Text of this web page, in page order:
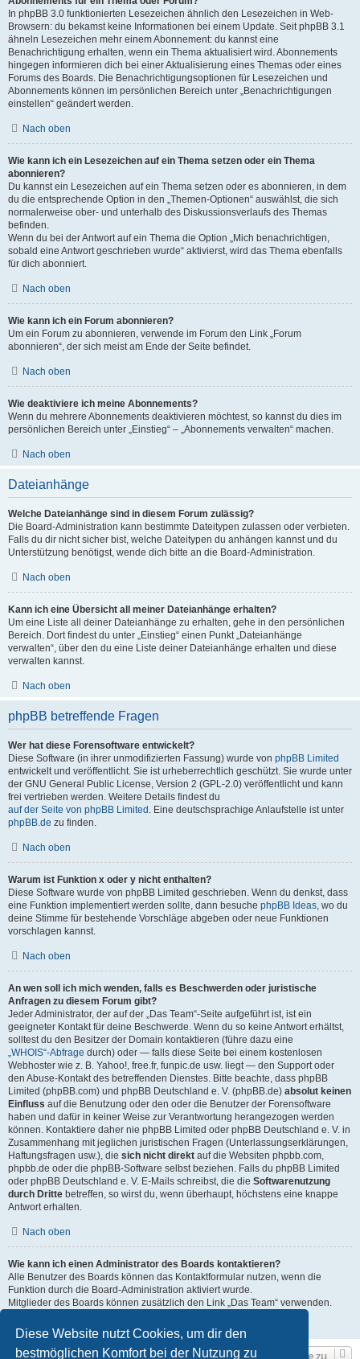
Diese Website nutzt Cookies, um dir den
bestmöglichen Komfort bei der Nutzung zu
In phpBB 3.0 funktionierten Lesezeichen ähnlich den Lesezeichen in Web-
Browsern: du bekamst keine Informationen bei einem Update. Seit phpBB 3.1
ähneln Lesezeichen mehr einem Abonnement: du kannst eine
Benachrichtigung erhalten, wenn ein Thema aktualisiert wird. Abonnements
hingegen informieren dich bei einer Aktualisierung eines Themas oder eines
Forums des Boards. Die Benachrichtigungsoptionen für Lesezeichen und
Abonnements können im persönlichen Bereich unter „Benachrichtigungen
einstellen“ geändert werden.
Nach oben
Wie kann ich ein Lesezeichen auf ein Thema setzen oder ein Thema
abonnieren?
Du kannst ein Lesezeichen auf ein Thema setzen oder es abonnieren, in dem
du die entsprechende Option in den „Themen-Optionen“ auswählst, die sich
normalerweise ober- und unterhalb des Diskussionsverlaufs des Themas
befinden.
Wenn du bei der Antwort auf ein Thema die Option „Mich benachrichtigen,
sobald eine Antwort geschrieben wurde“ aktivierst, wird das Thema ebenfalls
für dich abonniert.
Nach oben
Wie kann ich ein Forum abonnieren?
Um ein Forum zu abonnieren, verwende im Forum den Link „Forum
abonnieren“, der sich meist am Ende der Seite befindet.
Nach oben
Wie deaktiviere ich meine Abonnements?
Wenn du mehrere Abonnements deaktivieren möchtest, so kannst du dies im
persönlichen Bereich unter „Einstieg“ – „Abonnements verwalten“ machen.
Nach oben
Dateianhänge
Welche Dateianhänge sind in diesem Forum zulässig?
Die Board-Administration kann bestimmte Dateitypen zulassen oder verbieten.
Falls du dir nicht sicher bist, welche Dateitypen du anhängen kannst und du
Unterstützung benötigst, wende dich bitte an die Board-Administration.
Nach oben
Kann ich eine Übersicht all meiner Dateianhänge erhalten?
Um eine Liste all deiner Dateianhänge zu erhalten, gehe in den persönlichen
Bereich. Dort findest du unter „Einstieg“ einen Punkt „Dateianhänge
verwalten“, über den du eine Liste deiner Dateianhänge erhalten und diese
verwalten kannst.
Nach oben
phpBB betreffende Fragen
Wer hat diese Forensoftware entwickelt?
Diese Software (in ihrer unmodifizierten Fassung) wurde von phpBB Limited
entwickelt und veröffentlicht. Sie ist urheberrechtlich geschützt. Sie wurde unter
der GNU General Public License, Version 2 (GPL-2.0) veröffentlicht und kann
frei vertrieben werden. Weitere Details findest du
auf der Seite von phpBB Limited . Eine deutschsprachige Anlaufstelle ist unter
phpBB.de zu finden.
Nach oben
Warum ist Funktion x oder y nicht enthalten?
Diese Software wurde von phpBB Limited geschrieben. Wenn du denkst, dass
eine Funktion implementiert werden sollte, dann besuche phpBB Ideas, wo du
deine Stimme für bestehende Vorschläge abgeben oder neue Funktionen
vorschlagen kannst.
Nach oben
An wen soll ich mich wenden, falls es Beschwerden oder juristische
Anfragen zu diesem Forum gibt?
Jeder Administrator, der auf der „Das Team“-Seite aufgeführt ist, ist ein
geeigneter Kontakt für deine Beschwerde. Wenn du so keine Antwort erhältst,
solltest du den Besitzer der Domain kontaktieren (führe dazu eine
„WHOIS“-Abfrage durch) oder — falls diese Seite bei einem kostenlosen
Webhoster wie z. B. Yahoo!, free.fr, funpic.de usw. liegt — den Support oder
den Abuse-Kontakt des betreffenden Dienstes. Bitte beachte, dass phpBB
Limited (phpBB.com) und phpBB Deutschland e. V. (phpBB.de) absolut keinen
Einfluss auf die Benutzung oder den oder die Benutzer der Forensoftware
haben und dafür in keiner Weise zur Verantwortung herangezogen werden
können. Kontaktiere daher nie phpBB Limited oder phpBB Deutschland e. V. in
Zusammenhang mit jeglichen juristischen Fragen (Unterlassungserklärungen,
Haftungsfragen usw.), die sich nicht direkt auf die Websiten phpbb.com,
phpbb.de oder die phpBB-Software selbst beziehen. Falls du phpBB Limited
oder phpBB Deutschland e. V. E-Mails schreibst, die die Softwarenutzung
durch Dritte betreffen, so wirst du, wenn überhaupt, höchstens eine knappe
Antwort erhalten.
Nach oben
Wie kann ich einen Administrator des Boards kontaktieren?
Alle Benutzer des Boards können das Kontaktformular nutzen, wenn die
Funktion durch die Board-Administration aktiviert wurde.
Mitglieder des Boards können zusätzlich den Link „Das Team“ verwenden.
Nach oben
Gehe zu